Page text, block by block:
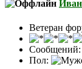
Ветеран
Сообщений:
Пол: